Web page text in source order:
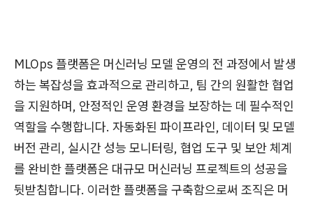
MLOps 플랫폼은 머신러닝 모델 운영의 전 과정에서 발생
하는 복잡성을 효과적으로 관리하고, 팀 간의 원활한 협업
을 지원하며, 안정적인 운영 환경을 보장하는 데 필수적인
역할을 수행합니다. 자동화된 파이프라인, 데이터 및 모델
버전 관리, 실시간 성능 모니터링, 협업 도구 및 보안 체계
를 완비한 플랫폼은 대규모 머신러닝 프로젝트의 성공을
뒷받침합니다. 이러한 플랫폼을 구축함으로써 조직은 머